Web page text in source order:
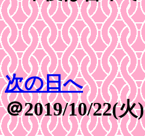
次の日へ
＠2019/10/22(火)